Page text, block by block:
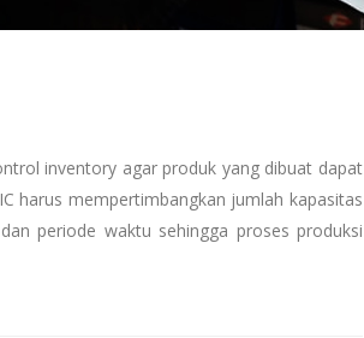
inventory agar produk yang dibuat dapat
harus mempertimbangkan jumlah kapasitas
periode waktu sehingga proses produksi